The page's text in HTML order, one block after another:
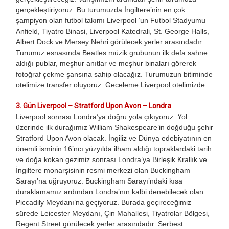
gerçekleştiriyoruz. Bu turumuzda İngiltere’nin en çok
şampiyon olan futbol takımı Liverpool ‘un Futbol Stadyumu
Anfield, Tiyatro Binasi, Liverpool Katedrali, St. George Halls,
Albert Dock ve Mersey Nehri görülecek yerler arasındadır.
Turumuz esnasında Beatles müzik grubunun ilk defa sahne
aldığı publar, meşhur anıtlar ve meşhur binaları görerek
fotoğraf çekme şansına sahip olacağız. Turumuzun bitiminde
otelimize transfer oluyoruz. Geceleme Liverpool otelimizde.
3.⁠⁠⁠Gün Liverpool – Stratford Upon Avon – Londra
Liverpool sonrası Londra’ya doğru yola çıkıyoruz. Yol
üzerinde ilk durağımız William Shakespeare’in doğduğu şehir
Stratford Upon Avon olacak. İngiliz ve Dünya edebiyatının en
önemli isminin 16’ncı yüzyılda ilham aldığı topraklardaki tarih
ve doğa kokan gezimiz sonrası Londra’ya Birleşik Krallık ve
İngiltere monarşisinin resmi merkezi olan Buckingham
Sarayı’na uğruyoruz. Buckingham Sarayı’ndaki kısa
duraklamamız ardından Londra’nın kalbi denebilecek olan
Piccadily Meydanı’na geçiyoruz. Burada geçireceğimiz
sürede Leicester Meydanı, Çin Mahallesi, Tiyatrolar Bölgesi,
Regent Street görülecek yerler arasındadır. Serbest